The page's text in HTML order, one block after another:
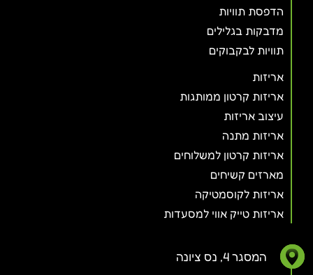
הדפסת תוויות
מדבקות בגלילים
תוויות לבקבוקים
אריזות
אריזות קרטון ממותגות
עיצוב אריזות
אריזות מתנה
אריזות קרטון למשלוחים
מארזים קשיחים
אריזות לקוסמטיקה
אריזות טייק אווי למסעדות
המסגר 4, נס ציונה